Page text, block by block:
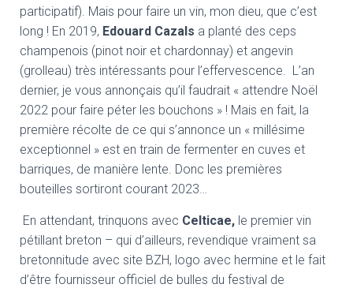
participatif). Mais pour faire un vin, mon dieu, que c’est
long ! En 2019, Edouard Cazals a planté des ceps
champenois (pinot noir et chardonnay) et angevin
(grolleau) très intéressants pour l’effervescence. L’an
dernier, je vous annonçais qu’il faudrait « attendre Noël
2022 pour faire péter les bouchons » ! Mais en fait, la
première récolte de ce qui s’annonce un « millésime
exceptionnel » est en train de fermenter en cuves et
barriques, de manière lente. Donc les premières
bouteilles sortiront courant 2023…
En attendant, trinquons avec Celticae, le premier vin
pétillant breton – qui d’ailleurs, revendique vraiment sa
bretonnitude avec site BZH, logo avec hermine et le fait
d’être fournisseur officiel de bulles du festival de